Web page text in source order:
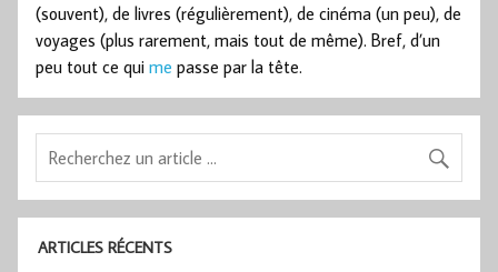
(souvent), de livres (régulièrement), de cinéma (un peu), de
voyages (plus rarement, mais tout de même). Bref, d’un
peu tout ce qui me passe par la tête.
ARTICLES RÉCENTS